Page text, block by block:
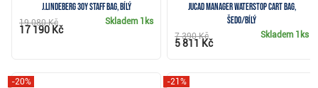
J.Lindeberg 30Y Staff Bag, bílý
Skladem 1ks
19 080 Kč
17 190 Kč
JuCad Manager Waterstop cart bag,
šedo/bílý
Skladem 1ks
7 390 Kč
5 811 Kč
-20% -21%